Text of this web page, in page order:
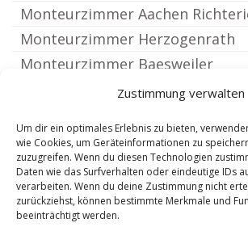
Zustimmung verwalten
Um dir ein optimales Erlebnis zu bieten,
wie Cookies, um Geräteinformationen zu
zuzugreifen. Wenn du diesen Technologien
Daten wie das Surfverhalten oder eindeutige IDs
verarbeiten. Wenn du deine Zustimmung nicht
zurückziehst, können bestimmte Merkmale und
beeinträchtigt werden.
Monteurzimmer Aachen
Monteurzimmer Herzogenrath
Monteurzimmer Baesweiler
Monteurzimmer Aachen
Monteurzimmer Inden bei Jülich
Monteurzimmer Hürtgenwald
Monteurzimmer Düren Jülich
Monteurzimmer Übach-